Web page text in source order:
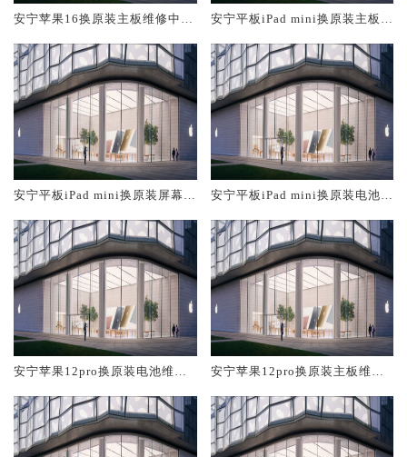
安宁苹果16换原装主板维修中心
安宁平板iPad mini换原装主板维
安宁平板iPad mini换原装屏幕服
安宁平板iPad mini换原装电池维
安宁苹果12pro换原装电池维修
安宁苹果12pro换原装主板维修